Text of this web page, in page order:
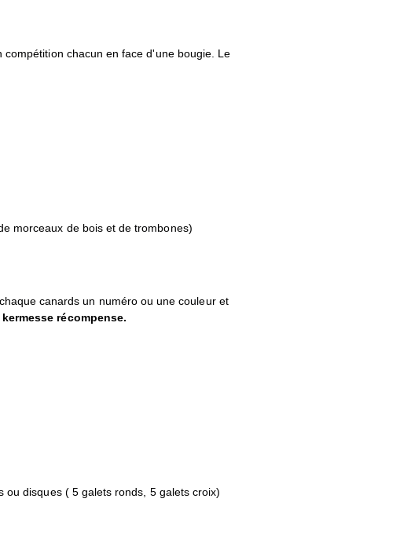
chacun en face d'une bougie. Le
morceaux de bois et de trombones)
canards un numéro ou une couleur et
récompense.
disques ( 5 galets ronds, 5 galets croix)